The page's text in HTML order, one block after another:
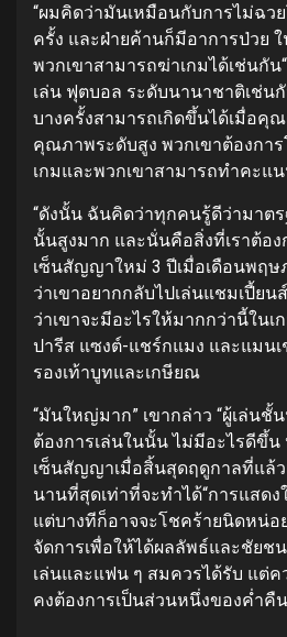
“ผมคิดว่ามันเหมือนกับการไม่ฉว
ครั้ง และฝ่ายค้านก็มีอาการป่วย ใ
พวกเขาสามารถฆ่าเกมได้เช่นกัน
เล่น ฟุตบอล ระดับนานาชาติเช่น
บางครั้งสามารถเกิดขึ้นได้เมื่อคุณ
คุณภาพระดับสูง พวกเขาต้องการ
เกมและพวกเขาสามารถทำคะแ
“ดังนั้น ฉันคิดว่าทุกคนรู้ดีว่ามาต
นั้นสูงมาก และนั่นคือสิ่งที่เราต้อง
เซ็นสัญญาใหม่ 3 ปีเมื่อเดือนพฤ
ว่าเขาอยากกลับไปเล่นแชมเปี้ย
ว่าเขาจะมีอะไรให้มากกว่านี้ในเ
ปารีส แซงต์-แชร์กแมง และแมนเ
รองเท้าบูทและเกษียณ
“มันใหญ่มาก” เขากล่าว “ผู้เล่น
ต้องการเล่นในนั้น ไม่มีอะไรดีขึ้
เซ็นสัญญาเมื่อสิ้นสุดฤดูกาลที่แล้
นานที่สุดเท่าที่จะทำได้“การแสด
แต่บางทีก็อาจจะโชคร้ายนิดหน่อ
จัดการเพื่อให้ได้ผลลัพธ์และชัยช
เล่นและแฟน ๆ สมควรได้รับ แต่
คงต้องการเป็นส่วนหนึ่งของค่ำคื